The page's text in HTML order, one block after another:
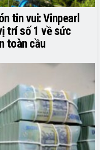
tin vui: Vinpearl
trí số 1 về sức
toàn cầu